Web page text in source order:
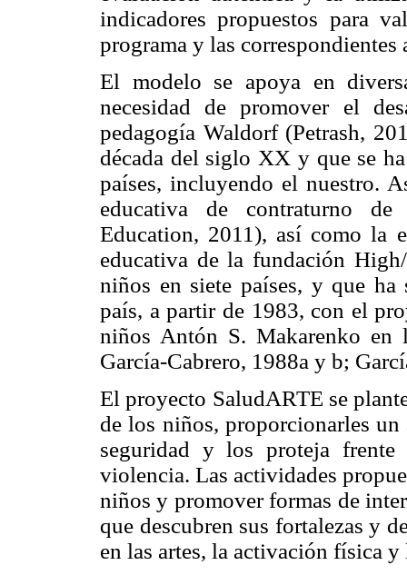
indicadores propuestos para
programa y las
El modelo se apoya en
necesidad de promover el
pedagogía Waldorf (Petrash,
década del siglo XX y que se
países, incluyendo el nuestro.
educativa de contraturno
Education, 2011), así como la
educativa de la fundación
niños en siete países, y que ha
país, a partir de 1983, con el
niños Antón S. Makarenko
García-Cabrero, 1988a y b;
El proyecto SaludARTE se
de los niños, proporcionarles
seguridad y los proteja
violencia. Las actividades
niños y promover formas de
que descubren sus fortalezas y
en las artes, la activación física